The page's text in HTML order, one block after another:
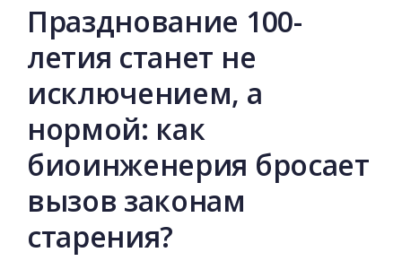
Празднование 100-
летия станет не
исключением, а
нормой: как
биоинженерия бросает
вызов законам
старения?